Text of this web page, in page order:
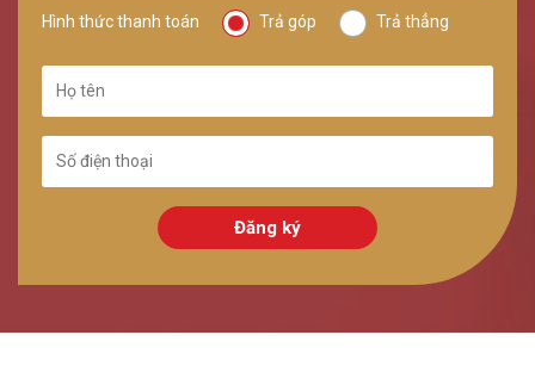
Hình thức thanh toán Trả góp Trả thẳng
Đăng ký